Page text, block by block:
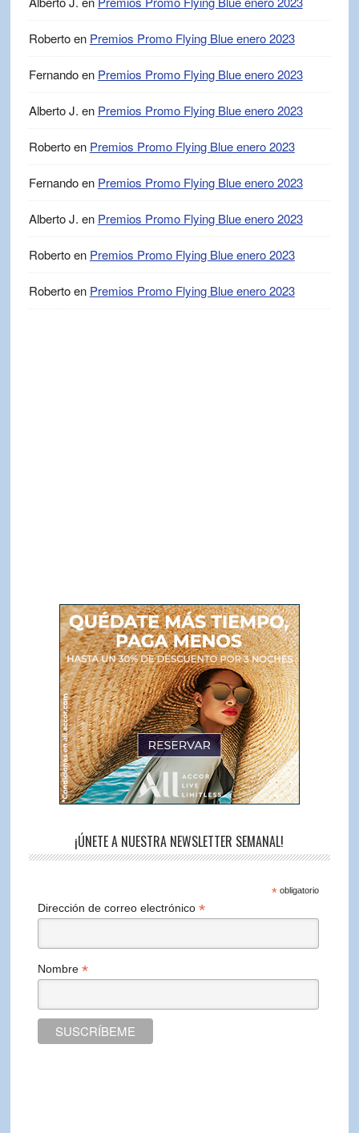
Robertoen Premios Promo Flying Blue enero 2023
Fernandoen Premios Promo Flying Blue enero 2023
Alberto J. en Premios Promo Flying Blue enero 2023
Robertoen Premios Promo Flying Blue enero 2023
Fernandoen Premios Promo Flying Blue enero 2023
Alberto J. en Premios Promo Flying Blue enero 2023
Robertoen Premios Promo Flying Blue enero 2023
Robertoen Premios Promo Flying Blue enero 2023
¡ÚNETE A NUESTRA NEWSLETTER SEMANAL!
*obligatorio
Dirección de correo electrónico*
Nombre*